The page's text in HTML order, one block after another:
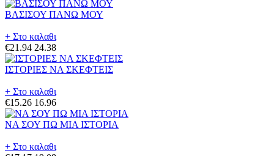
ΒΑΣΙΣΟΥ ΠΑΝΩ ΜΟΥ
+ Στο καλαθι
€21.94 24.38
ΙΣΤΟΡΙΕΣ ΝΑ ΣΚΕΦΤΕΙΣ
+ Στο καλαθι
€15.26 16.96
ΝΑ ΣΟΥ ΠΩ ΜΙΑ ΙΣΤΟΡΙΑ
+ Στο καλαθι